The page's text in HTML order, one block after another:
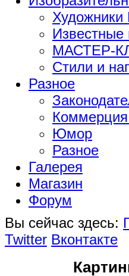
Художники
Известные
МАСТЕР-
Стили и
Разное
Коммерция
Юмор
Разное
Галерея
Магазин
Форум
Вы сейчас здесь:
Twitter Вконтакте